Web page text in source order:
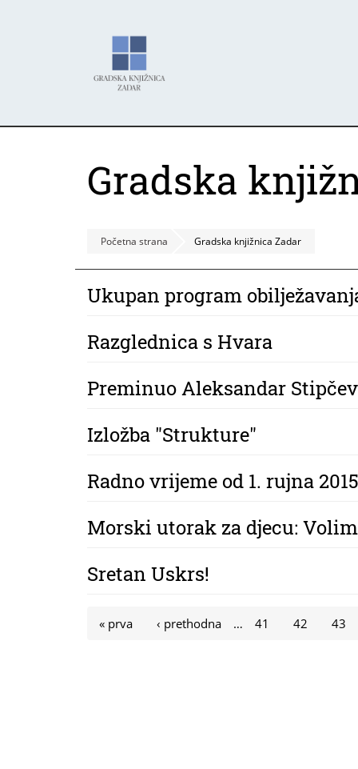
Gradska
Početna strana Gradska knjižnica Zadar
Ukupan program
Razglednica s Hvara
Preminuo Aleksandar
Izložba "Strukture"
Radno vrijeme od 1. rujna
Morski utorak za djecu:
Sretan Uskrs!
Stranice
« prva ‹ prethodna … 41 42 43